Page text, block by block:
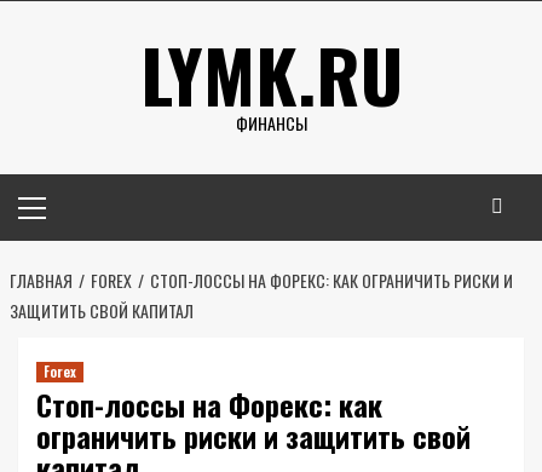
LYMK.RU
ФИНАНСЫ
меню
ГЛАВНАЯ FOREX
СТОП-ЛОССЫ НА ФОРЕКС: КАК ОГРАНИЧИТЬ РИСКИ И
ЗАЩИТИТЬ СВОЙ КАПИТАЛ
Forex
Стоп-лоссы на Форекс: как
ограничить риски и защитить свой